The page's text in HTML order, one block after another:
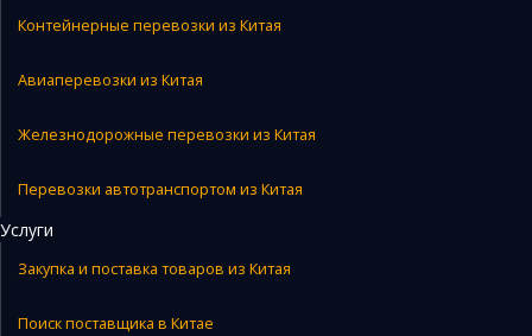
Контейнерные перевозки из Китая
Авиаперевозки из Китая
Железнодорожные перевозки из Китая
Перевозки автотранспортом из Китая
Услуги
Закупка и поставка товаров из Китая
Поиск поставщика в Китае